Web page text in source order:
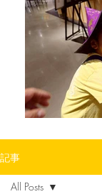
記事
All Posts